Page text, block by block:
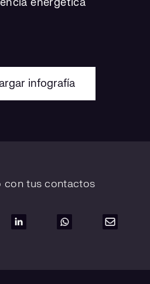
infografía
con tus contactos